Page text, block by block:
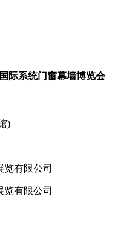
际系统门窗幕墙博览会
)
有限公司
有限公司